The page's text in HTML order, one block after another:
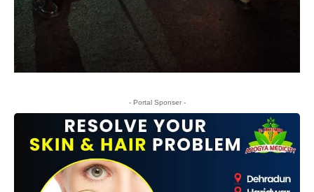
- Portal Sponser -